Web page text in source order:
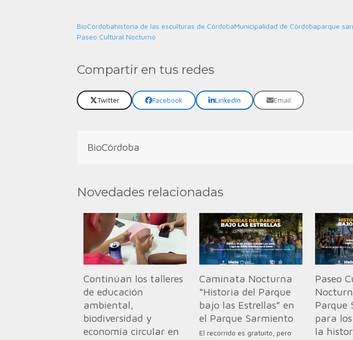
BioCórdobahistoria de las esculturas de CórdobaMunicipalidad de Córdobaparque
Paseo Cultural Nocturno
Compartir en tus redes
Twitter Facebook LinkedIn Email
BioCórdoba
Novedades relacionadas
Continúan los talleres
de educación
ambiental,
biodiversidad y
economía circular en
Caminata Nocturna
“Historia del Parque
bajo las Estrellas” en
el Parque Sarmiento
El recorrido es gratuito, pero
Paseo
Parque
para
la